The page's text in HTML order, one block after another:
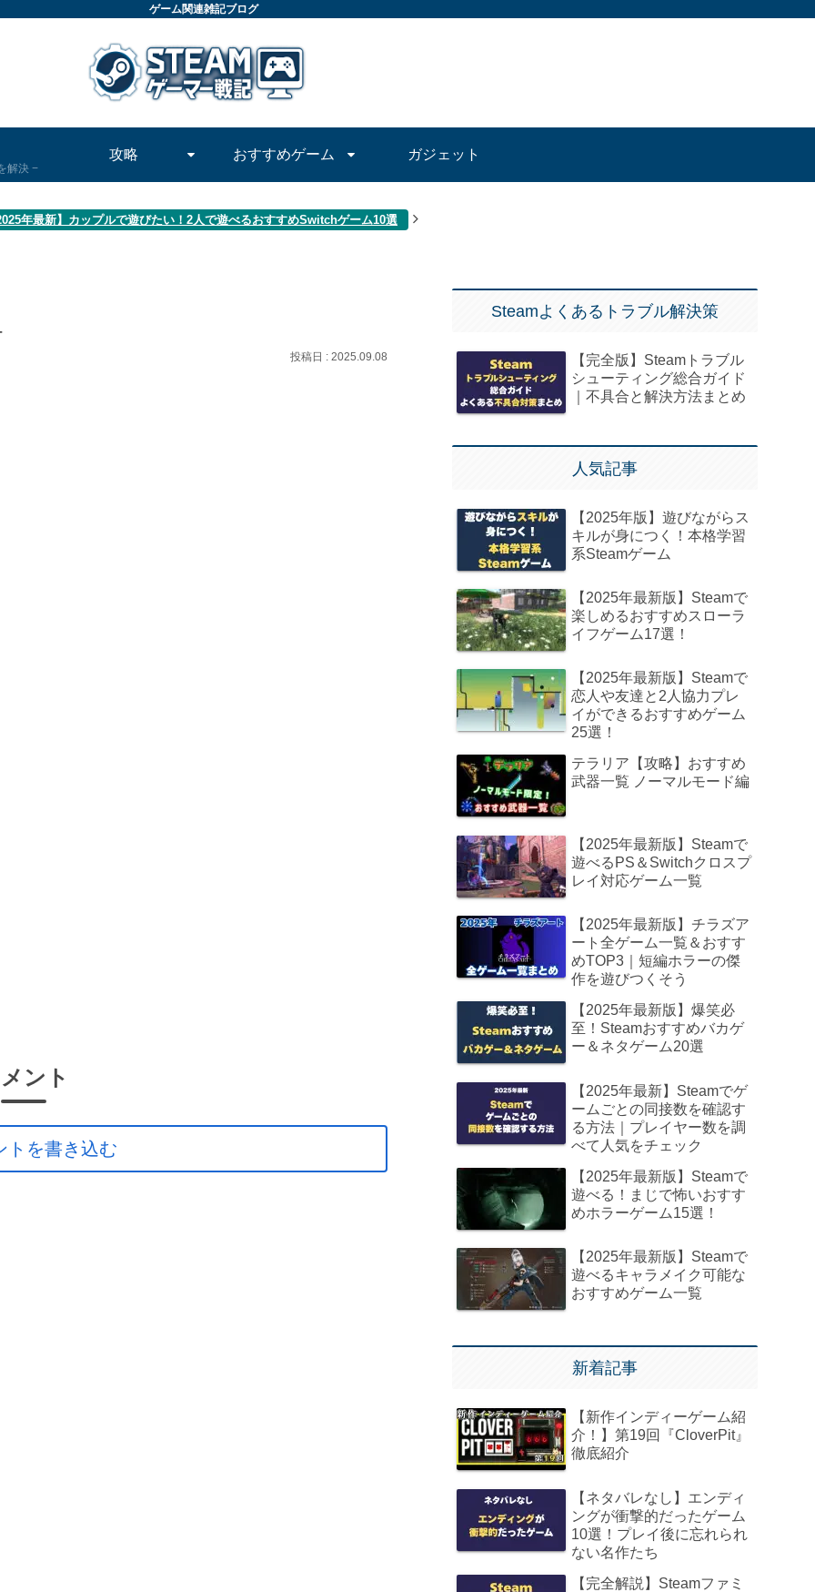
ゲーム関連雑記ブログ
解決
攻略 おすすめゲーム ガジェット
年最新】カップルで遊びたい！2人で遊べるおすすめSwitchゲーム10選
2025.09.08
ント
トを書き込む
Steamよくあるトラブル解決策
【完全版】Steamトラブル
シューティング総合ガイド
｜不具合と解決方法まとめ
人気記事
【2025年版】遊びながらス
キルが身につく！本格学習
系Steamゲーム
【2025年最新版】Steamで
楽しめるおすすめスローラ
イフゲーム17選！
【2025年最新版】Steamで
恋人や友達と2人協力プレ
イができるおすすめゲーム
25選！
テラリア【攻略】おすすめ
武器一覧 ノーマルモード編
【2025年最新版】Steamで
遊べるPS＆Switchクロスプ
レイ対応ゲーム一覧
【2025年最新版】チラズア
ート全ゲーム一覧＆おすす
めTOP3｜短編ホラーの傑
作を遊びつくそう
【2025年最新版】爆笑必
至！Steamおすすめバカゲ
ー＆ネタゲーム20選
【2025年最新】Steamでゲ
ームごとの同接数を確認す
る方法｜プレイヤー数を調
べて人気をチェック
【2025年最新版】Steamで
遊べる！まじで怖いおすす
めホラーゲーム15選！
【2025年最新版】Steamで
遊べるキャラメイク可能な
おすすめゲーム一覧
新着記事
【新作インディーゲーム紹
介！】第19回『CloverPit』
徹底紹介
【ネタバレなし】エンディ
ングが衝撃的だったゲーム
10選！プレイ後に忘れられ
ない名作たち
【完全解説】Steamファミ